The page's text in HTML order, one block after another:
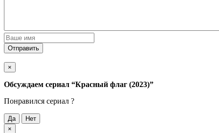
Отправить
×
Обсуждаем cериал “Красный флаг (2023)”
Понравился cериал ?
Да
Нет
×